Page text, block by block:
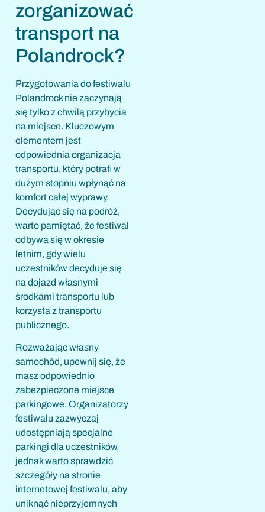
zorganizować
transport na
Polandrock?
Przygotowania do festiwalu
Polandrock nie zaczynają
się tylko z chwilą przybycia
na miejsce. Kluczowym
elementem jest
odpowiednia organizacja
transportu, który potrafi w
dużym stopniu wpłynąć na
komfort całej wyprawy.
Decydując się na podróż,
warto pamiętać, że festiwal
odbywa się w okresie
letnim, gdy wielu
uczestników decyduje się
na dojazd własnymi
środkami transportu lub
korzysta z transportu
publicznego.
Rozważając własny
samochód, upewnij się, że
masz odpowiednio
zabezpieczone miejsce
parkingowe. Organizatorzy
festiwalu zazwyczaj
udostępniają specjalne
parkingi dla uczestników,
jednak warto sprawdzić
szczegóły na stronie
internetowej festiwalu, aby
uniknąć nieprzyjemnych